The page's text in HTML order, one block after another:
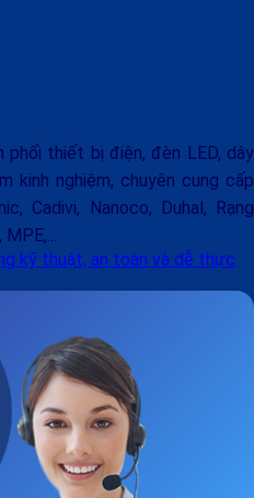
phối thiết bị điện, đèn LED, dây
kinh nghiệm, chuyên cung cấp
Cadivi, Nanoco, Duhal, Rạng
kỹ thuật, an toàn và dễ thực